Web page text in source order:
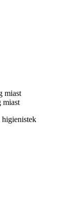
miast
miast
higienistek